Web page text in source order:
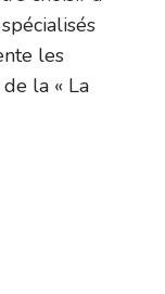
les
la « La